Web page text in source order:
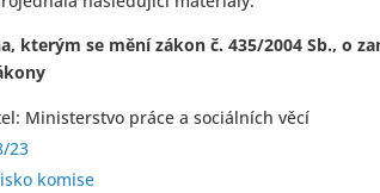
kterým se mění zákon č. 435/2004 Sb., o
Ministerstvo práce a sociálních věcí
23
komise